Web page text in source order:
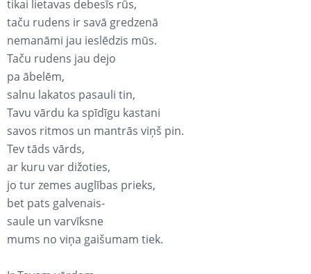
tikai lietavas debesīs rūs,
taču rudens ir savā gredzenā
nemanāmi jau ieslēdzis mūs.
Taču rudens jau dejo
pa ābelēm,
salnu lakatos pasauli tin,
Tavu vārdu ka spīdīgu kastani
savos ritmos un mantrās viņš pin.
Tev tāds vārds,
ar kuru var dižoties,
jo tur zemes auglības prieks,
bet pats galvenais-
saule un varvīksne
mums no viņa gaišumam tiek.